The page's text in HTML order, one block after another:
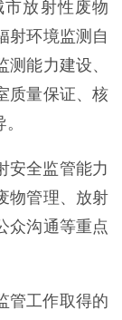
放射性废物
射环境监测自
能力建设、
质量保证、核
安全监管能力
物管理、放射
众沟通等重点
管工作取得的